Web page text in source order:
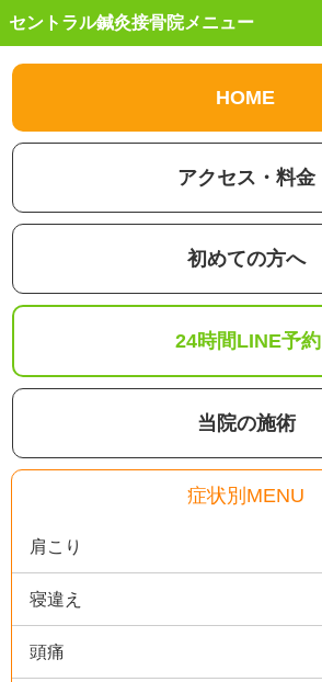
セントラル鍼灸接骨院メニュー
HOME
アクセス・料金
初めての方へ
24時間LINE予約
当院の施術
症状別MENU
肩こり
寝違え
頭痛